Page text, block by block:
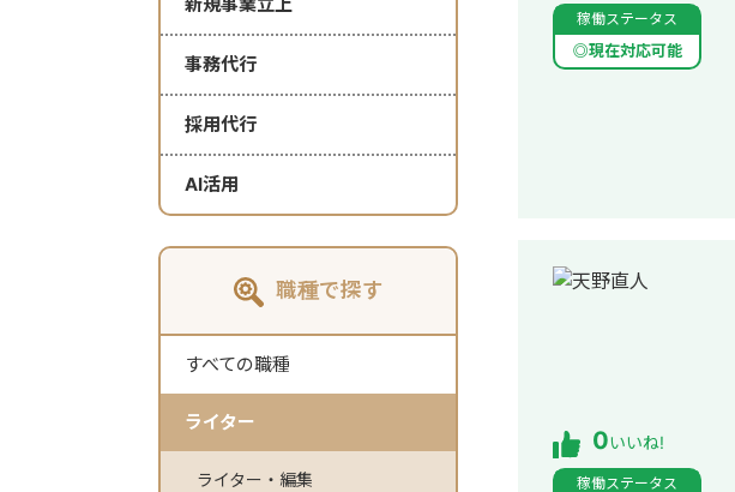
新規事業立上
事務代行
採用代行
AI活用
職種で探す
すべての職種
ライター
ライター・編集
稼働ステータス
◎現在対応可能
0いいね!
稼働ステータス